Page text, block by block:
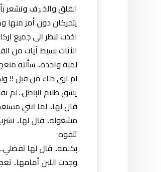
القلق والخۏف وتشعر
يتحركان دون أمر منها
اخذت تنظر الى جميع
الأثاث بسيط آيات من
لمبة واحدة.. سألته
لم ارى ذلك من قبل !!
يشق ظلام الباطل.. لم
قال لها.. لما انتي
مشغوله.. قال لها..
تتفوه
بكلمه.. قال لها تفضلي..
وجدت اللبن أمامها..